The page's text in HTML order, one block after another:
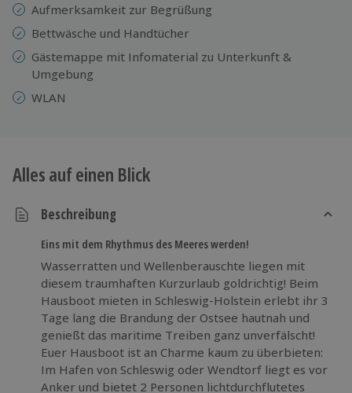
Aufmerksamkeit zur Begrüßung
Bettwäsche und Handtücher
Gästemappe mit Infomaterial zu Unterkunft &
Umgebung
WLAN
Alles auf einen Blick
Beschreibung
Eins mit dem Rhythmus des Meeres werden!
Wasserratten und Wellenberauschte liegen mit
diesem traumhaften Kurzurlaub goldrichtig! Beim
Hausboot mieten in Schleswig-Holstein erlebt ihr 3
Tage lang die Brandung der Ostsee hautnah und
genießt das maritime Treiben ganz unverfälscht!
Euer Hausboot ist an Charme kaum zu überbieten:
Im Hafen von Schleswig oder Wendtorf liegt es vor
Anker und bietet 2 Personen lichtdurchflutetes